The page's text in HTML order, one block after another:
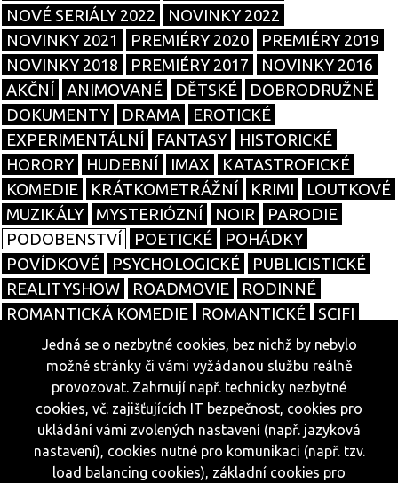
NOVÉ SERIÁLY 2022
NOVINKY 2022
NOVINKY 2021
PREMIÉRY 2020
PREMIÉRY 2019
NOVINKY 2018
PREMIÉRY 2017
NOVINKY 2016
AKČNÍ
ANIMOVANÉ DĚTSKÉ
DOBRODRUŽNÉ
DOKUMENTY
DRAMA
EROTICKÉ
EXPERIMENTÁLNÍ
FANTASY
HISTORICKÉ
HORORY
HUDEBNÍ IMAX
KATASTROFICKÉ
KOMEDIE
KRÁTKOMETRÁŽNÍ KRIMI
LOUTKOVÉ
MUZIKÁLY
MYSTERIÓZNÍ NOIR
PARODIE
PODOBENSTVÍ
POETICKÉ
POHÁDKY
POVÍDKOVÉ
PSYCHOLOGICKÉ
PUBLICISTICKÉ
REALITYSHOW
ROADMOVIE
RODINNÉ
ROMANTICKÁ KOMEDIE
ROMANTICKÉ
SCIFI
SOUTĚŽNÍ
SPORTOVNÍ TALKSHOW
TANEČNÍ
TELENOVELY
THRILLERY
TRAGIKOMEDIE
VÁLEČNÉ
WESTERNY ŽIVOTOPISNÉ SERIÁLY
© 2026
Jedná se o nezbytné cookies, bez nichž by nebylo
možné stránky či vámi vyžádanou službu reálně
provozovat. Zahrnují např. technicky nezbytné
cookies, vč. zajišťujících IT bezpečnost, cookies pro
ukládání vámi zvolených nastavení (např. jazyková
nastavení), cookies nutné pro komunikaci (např. tzv.
load balancing cookies), základní cookies pro